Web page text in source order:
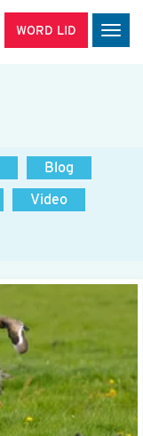
WORD LID
Blog
Video